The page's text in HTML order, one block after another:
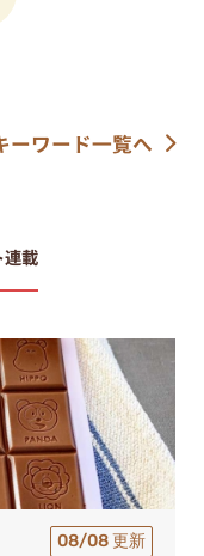
ーワード一覧へ
連載
08/08 更新